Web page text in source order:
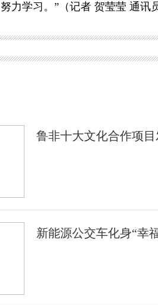
力学习。”（记者 贺莹莹 通讯
鲁非十大文化合作项
新能源公交车化身“幸